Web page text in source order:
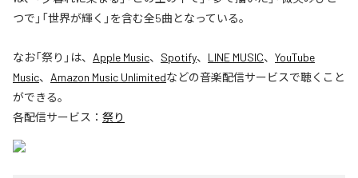
つで」「世界が輝く」を含む全5曲となっている。
なお「祭り 」は、 Apple Music、 Spotify、 LINE MUSIC、 YouTube
Music、 Amazon Music Unlimitedなどの音楽配信サービスで聴くこと
ができる。
各配信サービス： 祭り